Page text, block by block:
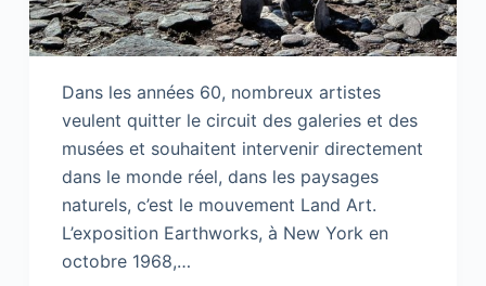
Dans les années 60, nombreux artistes
veulent quitter le circuit des galeries et des
musées et souhaitent intervenir directement
dans le monde réel, dans les paysages
naturels, c’est le mouvement Land Art.
L’exposition Earthworks, à New York en
octobre 1968,…